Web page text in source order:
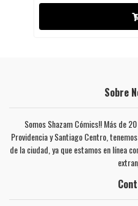
Sobre
Somos Shazam Cómics!! Más de
Providencia y Santiago Centro,
de la ciudad, ya que estamos en línea